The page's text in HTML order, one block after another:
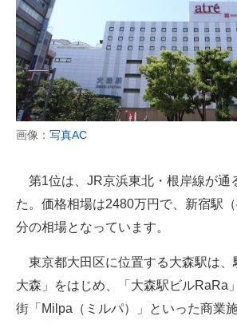
画像： 写真AC
第1位は、JR京浜東北・根岸線が通
た。価格相場は2480万円で、新宿駅
分の相場となっています。
東京都大田区に位置する大森駅は、
大森」をはじめ、「大森駅ビルRaRa
街「Milpa（ミルパ）」といった商業